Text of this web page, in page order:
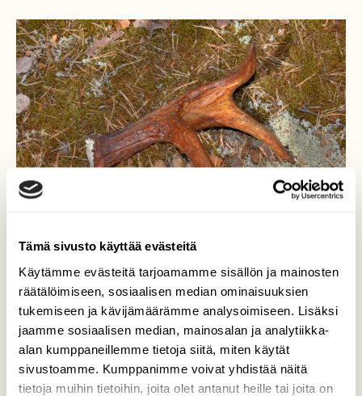
Tämä sivusto käyttää evästeitä
Käytämme evästeitä tarjoamamme sisällön ja mainosten
räätälöimiseen, sosiaalisen median ominaisuuksien
tukemiseen ja kävijämäärämme analysoimiseen. Lisäksi
jaamme sosiaalisen median, mainosalan ja analytiikka-
alan kumppaneillemme tietoja siitä, miten käytät
sivustoamme. Kumppanimme voivat yhdistää näitä
tietoja muihin tietoihin, joita olet antanut heille tai joita on